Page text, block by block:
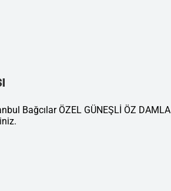
Bağcılar ÖZEL GÜNEŞLİ ÖZ DAMLA